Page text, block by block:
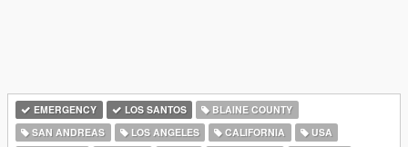
EMERGENCY LOS SANTOS
BLAINE COUNTY
SAN ANDREAS
LOS ANGELES CALIFORNIA
USA